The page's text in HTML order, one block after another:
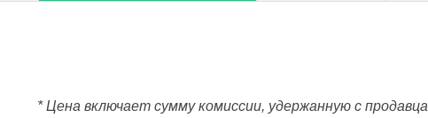
* Цена включает сумму комиссии, удержанную с продавца